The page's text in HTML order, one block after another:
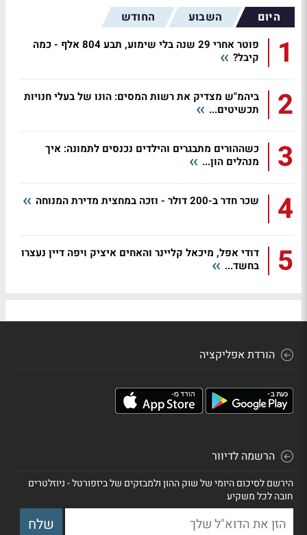
היום השבוע החודש
1
פוטר אחרי 29 שנה בלי שימוע, תבע 804 אלף - כמה
קיבל?
2
ביהמ"ש מצדיק את רשות המסים: הונו של בעלי חנויות
תכשיטים...
3
כשההורים מתבגרים והילדים נכנסים לתמונה: איך
מנהלים הון...
4 שכר חדר ב-200 דולר - וזכה במחצית מדירת המנוחה
5
דודי אפל, מיכאל קליינר והאחים איציק ויפה דיין נעצרו
בחשד...
הורדת אפליקציה
הרשמה לדיוור
הירשם לסיכום היומי של שוק ההון ולמבזקים של ביזפורטל - ניוזלטרים
חובה לכל משקיע